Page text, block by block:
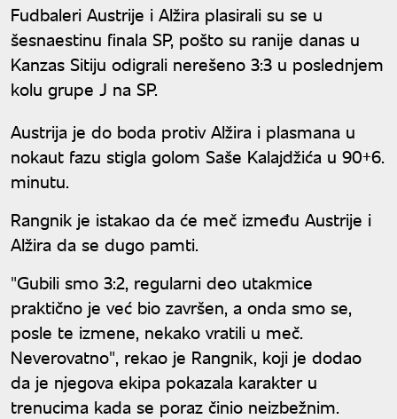
Fudbaleri Austrije i Alžira plasirali su se u
šesnaestinu finala SP, pošto su ranije danas u
Kanzas Sitiju odigrali nerešeno 3:3 u poslednjem
kolu grupe J na SP.
Austrija je do boda protiv Alžira i plasmana u
nokaut fazu stigla golom Saše Kalajdžića u 90+6.
minutu.
Rangnik je istakao da će meč između Austrije i
Alžira da se dugo pamti.
"Gubili smo 3:2, regularni deo utakmice
praktično je već bio završen, a onda smo se,
posle te izmene, nekako vratili u meč.
Neverovatno", rekao je Rangnik, koji je dodao
da je njegova ekipa pokazala karakter u
trenucima kada se poraz činio neizbežnim.